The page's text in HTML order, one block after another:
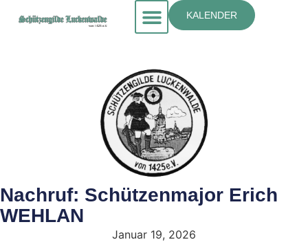
KALENDER
Nachruf: Schützenmajor Erich
WEHLAN
Januar 19, 2026